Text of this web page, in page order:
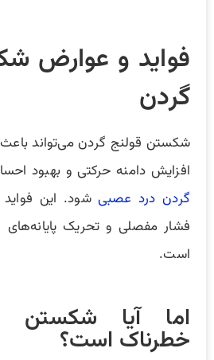
فواید و عوارض
گردن
شکستن قولنج گردن می‌تواند
افزایش دامنه حرکتی و بهبود
گردن درد عصبیشود. این
فشار مفصلی و تحریک
است.
اما آیا شکستن
خطرناک است؟